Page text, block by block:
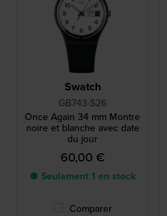
Swatch
GB743-S26
Once Again 34 mm Montre
noire et blanche avec date
du jour
60,00 €
● Seulement 1 en stock
Comparer